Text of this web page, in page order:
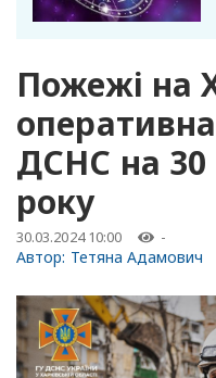
Пожежі на
ДСНС на 30
року
30.03.2024 10:00 -
Автор: Тетяна Адамович